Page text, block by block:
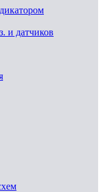
и датчиков